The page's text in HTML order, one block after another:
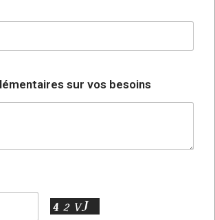
sur vos besoins